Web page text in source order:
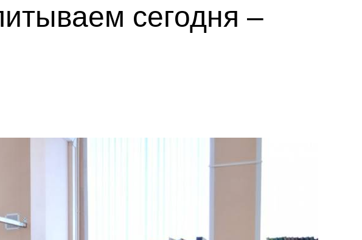
сегодня –